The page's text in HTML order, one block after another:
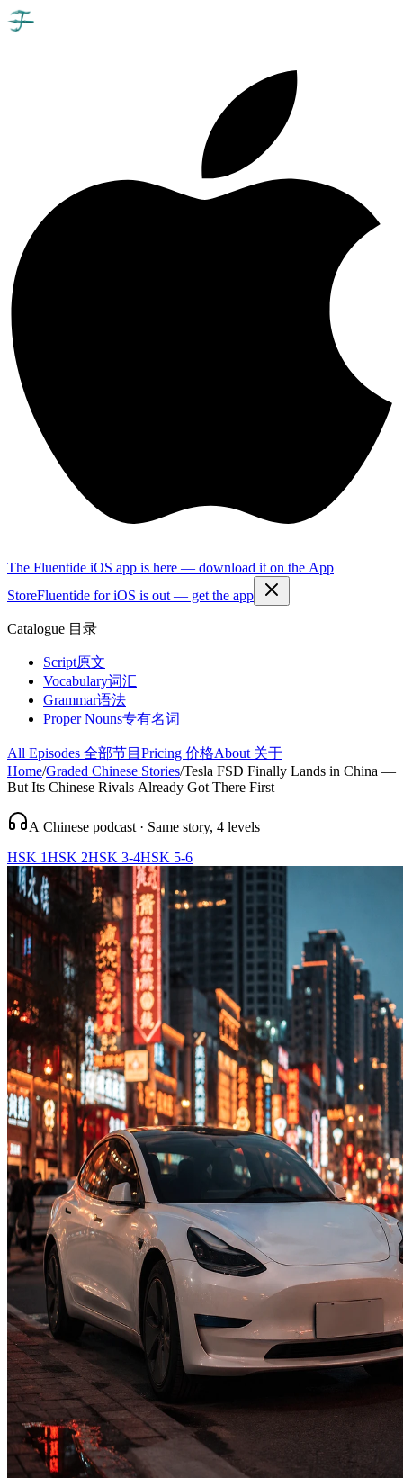
The Fluentide iOS app is here — download it on the App
StoreFluentide for iOS is out — get the app
Catalogue 目录
Script原文
Vocabulary词汇
Grammar语法
Proper Nouns专有名词
All Episodes 全部节目 Pricing 价格About 关于
Home/Graded Chinese Stories/Tesla FSD Finally Lands in China —
But Its Chinese Rivals Already Got There First
A Chinese podcast · Same story, 4 levels
HSK 1HSK 2HSK 3-4HSK 5-6